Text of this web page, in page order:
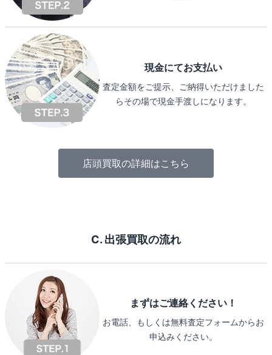
現金にてお支払い
査定金額をご提示、ご納得いただけました
らその場で現金手渡しになります。
店頭買取の詳細はこちら
C. 出張買取の流れ
まずはご連絡ください！
お電話、もしくは無料査定フォームからお
申込みください。